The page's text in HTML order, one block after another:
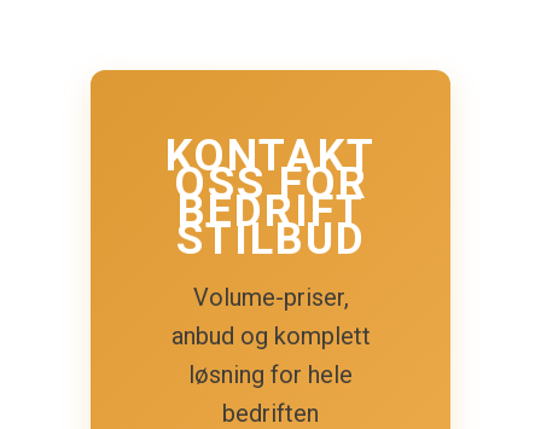
KONTAKT
OSS FOR
BEDRIFT
STILBUD
Volume-priser,
anbud og komplett
løsning for hele
bedriften